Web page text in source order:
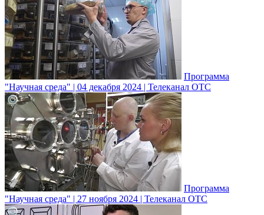
Программа
"Научная среда" | 04 декабря 2024 | Телеканал ОТС
Программа
"Научная среда" | 27 ноября 2024 | Телеканал ОТС